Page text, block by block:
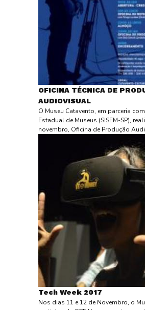
OFICINA TÉCNICA DE
AUDIOVISUAL
O Museu Catavento, em parceria
Estadual de Museus (SISEM-SP),
novembro, Oficina de Produção
Tech Week 2017
Nos dias 11 e 12 de Novembro, o